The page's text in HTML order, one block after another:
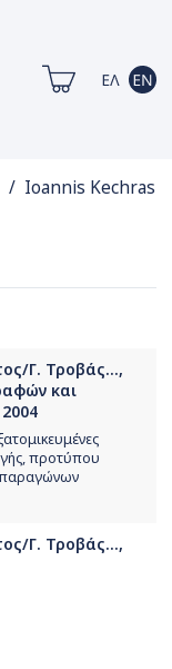
/ Ioannis Kechras
Γ. Τροβάς...,
και
προτύπου
Γ. Τροβάς...,